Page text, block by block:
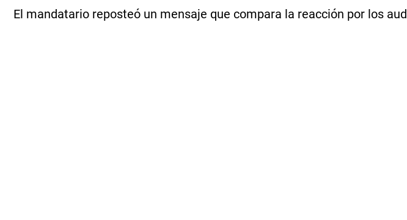
El mandatario reposteó un mensaje que compara la reacción por los